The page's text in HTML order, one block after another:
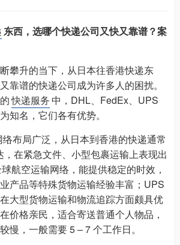
东西，选哪个快递公司又快又靠谱？案
攀升的当下，从日本往香港快递东
靠谱的快递公司成为许多人的困扰。
快递服务 中，DHL、FedEx、UPS
知名，它们各有优势。​
布局广泛，从日本到香港的快递通常
，在紧急文件、小型包裹运输上表现出
航空运输网络，能提供稳定的时效，
产品等特殊货物运输经验丰富；UPS
大型货物运输和物流追踪方面颇具优
价格亲民，适合寄送普通个人物品，
慢，一般需要 5 – 7 个工作日。​